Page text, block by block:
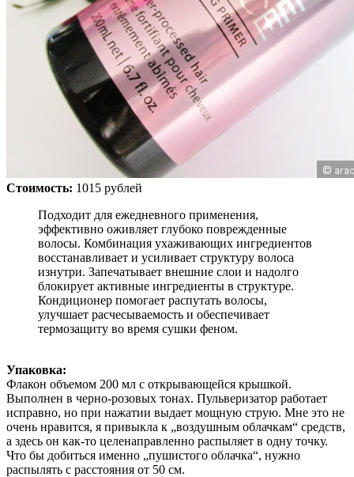
Стоимость: 1015 рублей
Подходит для ежедневного применения,
эффективно оживляет глубоко поврежденные
волосы. Комбинация ухаживающих ингредиентов
восстанавливает и усиливает структуру волоса
изнутри. Запечатывает внешние слои и надолго
блокирует активные ингредиенты в структуре.
Кондиционер помогает распутать волосы,
улучшает расчесываемость и обеспечивает
термозащиту во время сушки феном.
Упаковка:
Флакон объемом 200 мл с открывающейся крышкой.
Выполнен в черно-розовых тонах. Пульверизатор работает
исправно, но при нажатии выдает мощную струю. Мне это не
очень нравится, я привыкла к „воздушным облачкам“ средств,
а здесь он как-то целенаправленно распыляет в одну точку.
Что бы добиться именно „пушистого облачка“, нужно
распылять с расстояния от 50 см.